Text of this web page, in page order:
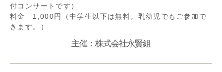
付コンサートです）
料金 1,000円（中学生以下は無料。乳幼児でもご参加で
きます。）
主催：株式会社永賢組